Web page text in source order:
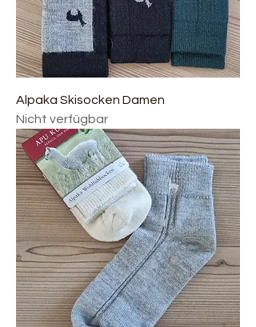
Alpaka Skisocken Damen
Nicht verfügbar